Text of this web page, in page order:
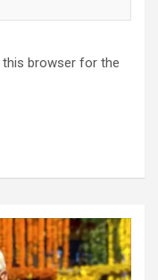
this browser for the